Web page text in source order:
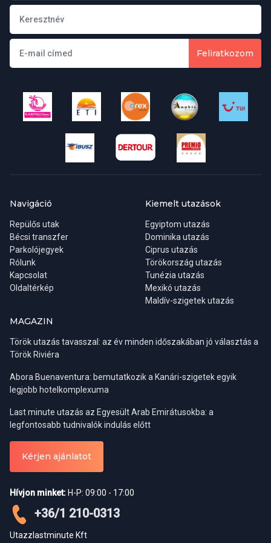
Közvetlen charterjárat heti rendszerességgel elérhető a sziget
felfedezéséhez.
Feliratkozom
Navigáció
Repülős utak
Bécsi transzfer
Parkolójegyek
Rólunk
Kapcsolat
Oldaltérkép
Kiemelt utazások
Egyiptom utazás
Dominika utazás
Ciprus utazás
Törökország utazás
Tunézia utazás
Mexikó utazás
Maldív-szigetek utazás
MAGAZIN
Török utazás tavasszal: az év minden időszakában jó választás a
Török Riviéra
Abora Buenaventura: bemutatkozik a Kanári-szigetek egyik
legjobb hotelkomplexuma
Last minute utazás az Egyesült Arab Emirátusokba: a
legfontosabb tudnivalók indulás előtt
Kérjen ajánlatot
Hívjon minket: H-P: 09:00 - 17:00
+36/1 210-0313
Utazzlastminute Kft